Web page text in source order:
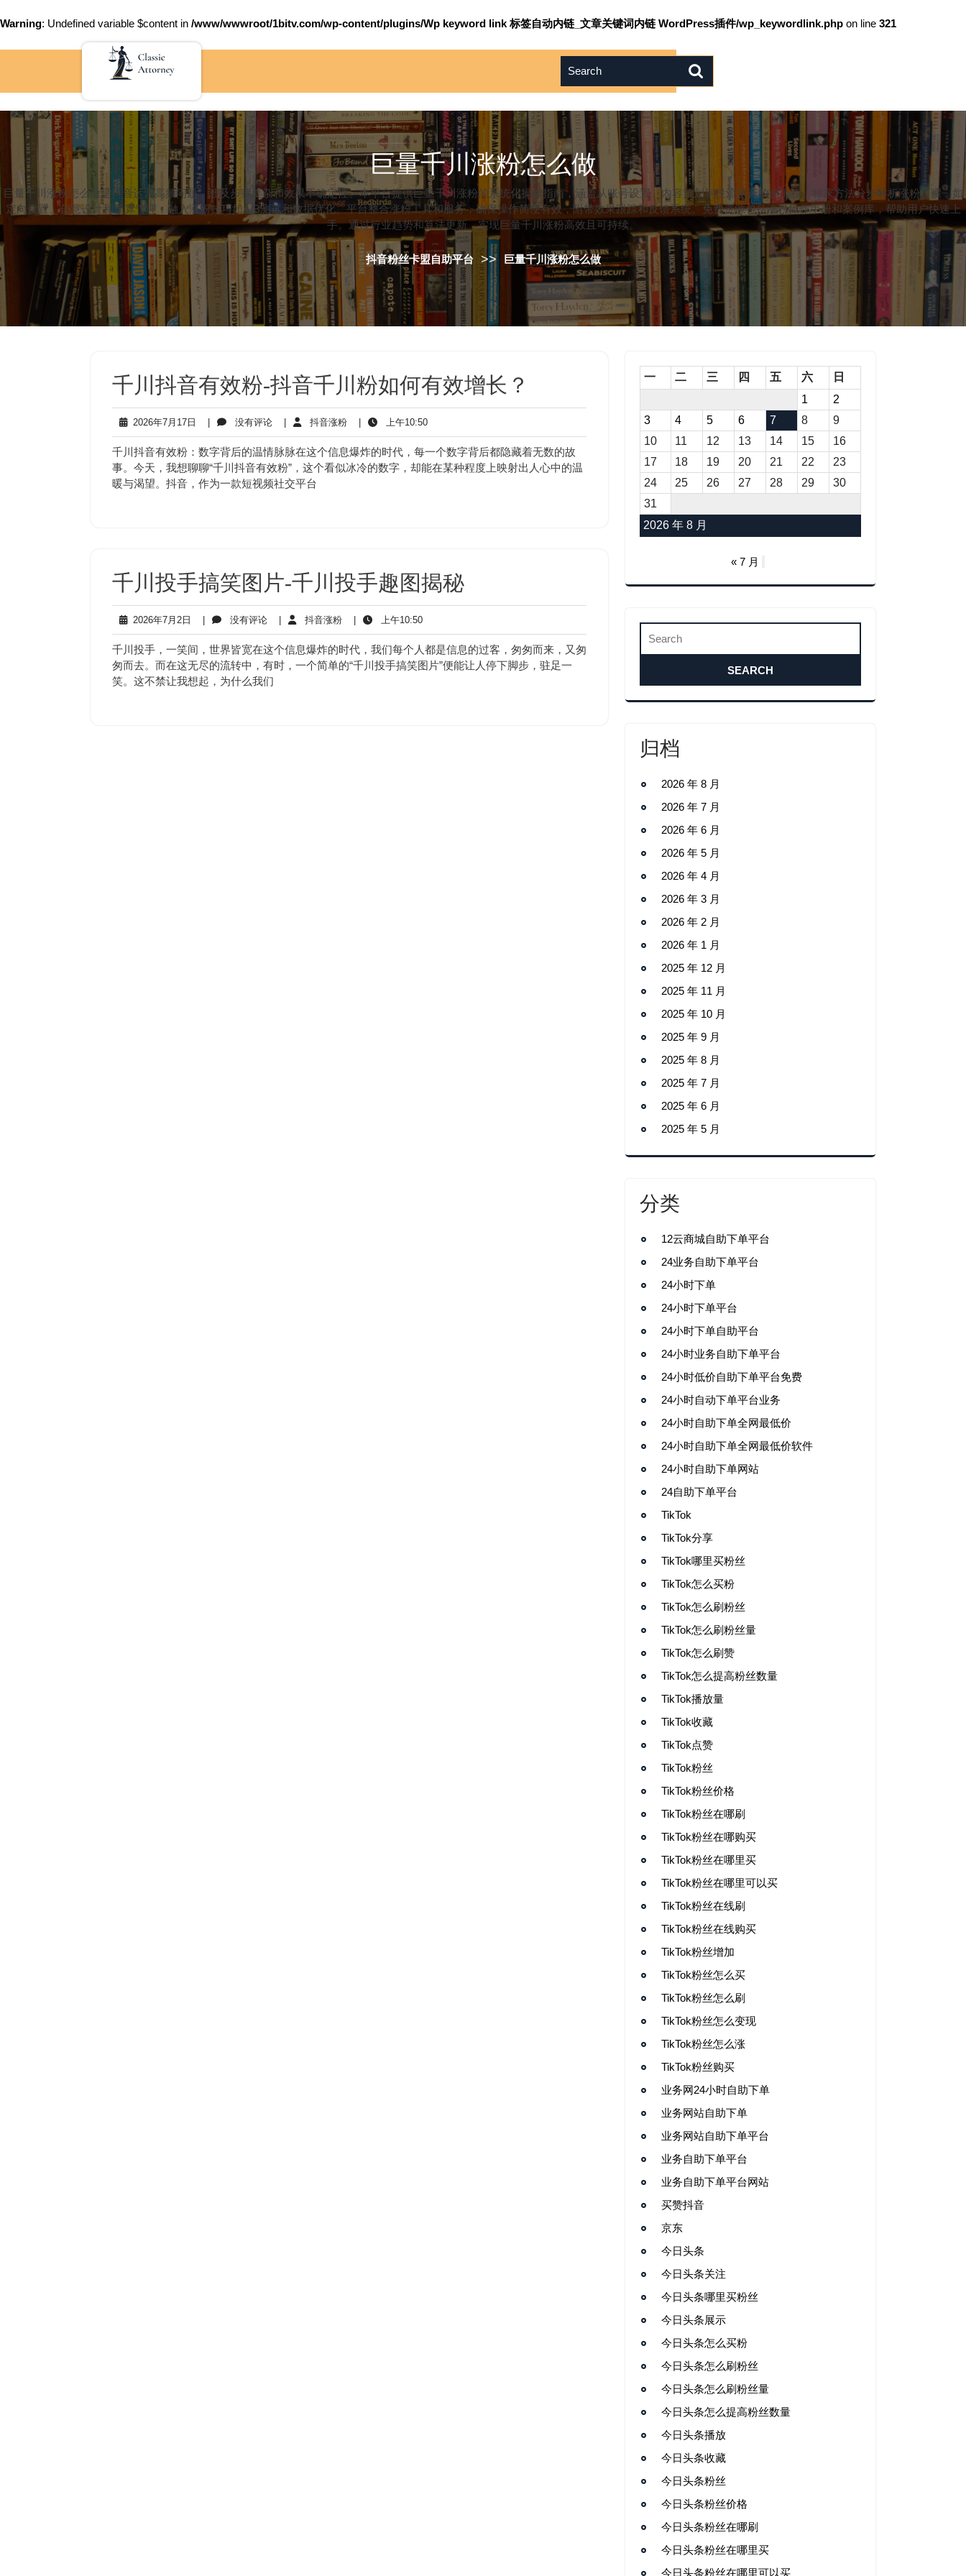
Warning: Undefined variable $content in /www/wwwroot/1bitv.com/wp-content/plugins/Wp keyword link 标签自动内链_文章关键词内链 WordPress插件/wp_keywordlink.php on line 321
巨量千川涨粉怎么做
巨量千川涨粉怎么做是抖音运营高频问题，涉及步骤复杂和效果不确定性。本平台提供巨量千川涨粉的系统化操作指南，涵盖从账号设置、内容策划到投流执行的全流程。独家方法分步解析涨粉步骤，如
定向设置、创意设计和预算管理，融入涨粉技巧如A/B测试和数据优化。平台整合涨粉工具和服务，确保操作简便有效，附带效果跟踪和反馈系统。免费资源包括涨粉操作手册和案例库，帮助用户快速上
手。通过行业趋势和算法更新，实现巨量千川涨粉高效且可持续。
抖音粉丝卡盟自助平台 >> 巨量千川涨粉怎么做
千川抖音有效粉-抖音千川粉如何有效增长？
2026年7月17日
2026
年
7
月
17
日
没有评论没
有
评
论
抖音涨粉抖
音
涨
粉
上午10:50上
午
10:50
千川抖音有效粉：数字背后的温情脉脉在这个信息爆炸的时代，每一个数字背后都隐藏着无数的故
事。今天，我想聊聊“千川抖音有效粉”，这个看似冰冷的数字，却能在某种程度上映射出人心中的温
暖与渴望。抖音，作为一款短视频社交平台
千川投手搞笑图片-千川投手趣图揭秘
2026年7月2日
2026
年
7
月
2
日
没有评论没
有
评
论
抖音涨粉抖
音
涨
粉
上午10:50上
午
10:50
千川投手，一笑间，世界皆宽在这个信息爆炸的时代，我们每个人都是信息的过客，匆匆而来，又匆
匆而去。而在这无尽的流转中，有时，一个简单的“千川投手搞笑图片”便能让人停下脚步，驻足一
笑。这不禁让我想起，为什么我们
2026 年 8 月
一 二 三 四 五 六
日
1
2
3
4 5 6 7 8
9
10
11 12 13 14 15
16
17
18 19 20 21 22
23
24
25 26 27 28 29
30
31
« 7 月
归档
2026 年 8 月
2026 年 7 月
2026 年 6 月
2026 年 5 月
2026 年 4 月
2026 年 3 月
2026 年 2 月
2026 年 1 月
2025 年 12 月
2025 年 11 月
2025 年 10 月
2025 年 9 月
2025 年 8 月
2025 年 7 月
2025 年 6 月
2025 年 5 月
分类
12云商城自助下单平台
24业务自助下单平台
24小时下单
24小时下单平台
24小时下单自助平台
24小时业务自助下单平台
24小时低价自助下单平台免费
24小时自动下单平台业务
24小时自助下单全网最低价
24小时自助下单全网最低价软件
24小时自助下单网站
24自助下单平台
TikTok
TikTok分享
TikTok哪里买粉丝
TikTok怎么买粉
TikTok怎么刷粉丝
TikTok怎么刷粉丝量
TikTok怎么刷赞
TikTok怎么提高粉丝数量
TikTok播放量
TikTok收藏
TikTok点赞
TikTok粉丝
TikTok粉丝价格
TikTok粉丝在哪刷
TikTok粉丝在哪购买
TikTok粉丝在哪里买
TikTok粉丝在哪里可以买
TikTok粉丝在线刷
TikTok粉丝在线购买
TikTok粉丝增加
TikTok粉丝怎么买
TikTok粉丝怎么刷
TikTok粉丝怎么变现
TikTok粉丝怎么涨
TikTok粉丝购买
业务网24小时自助下单
业务网站自助下单
业务网站自助下单平台
业务自助下单平台
业务自助下单平台网站
买赞抖音
京东
今日头条
今日头条关注
今日头条哪里买粉丝
今日头条展示
今日头条怎么买粉
今日头条怎么刷粉丝
今日头条怎么刷粉丝量
今日头条怎么提高粉丝数量
今日头条播放
今日头条收藏
今日头条粉丝
今日头条粉丝价格
今日头条粉丝在哪刷
今日头条粉丝在哪里买
今日头条粉丝在哪里可以买